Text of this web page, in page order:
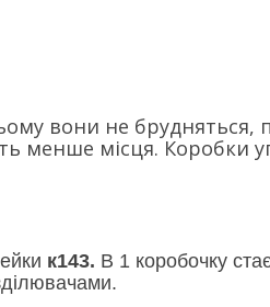
вони не брудняться,
менше місця. Коробки
к143. В 1 коробочку